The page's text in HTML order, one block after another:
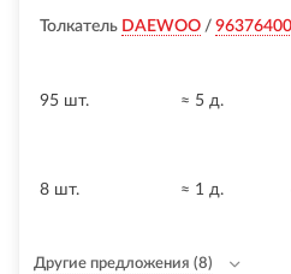
Толкатель DAEWOO / 96376400
95 шт. ≈ 5 д.
8 шт. ≈ 1 д.
Другие предложения (8)